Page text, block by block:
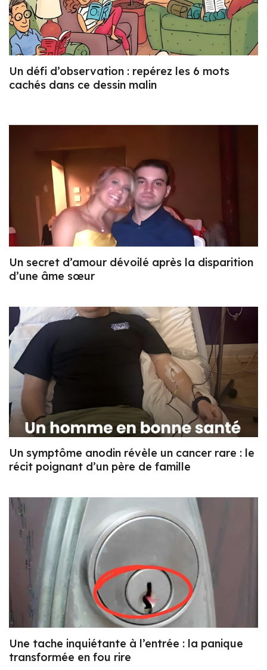
Un défi d’observation : repérez les 6 mots
cachés dans ce dessin malin
Un secret d’amour dévoilé après la disparition
d’une âme sœur
Un symptôme anodin révèle un cancer rare : le
récit poignant d’un père de famille
Une tache inquiétante à l’entrée : la panique
transformée en fou rire